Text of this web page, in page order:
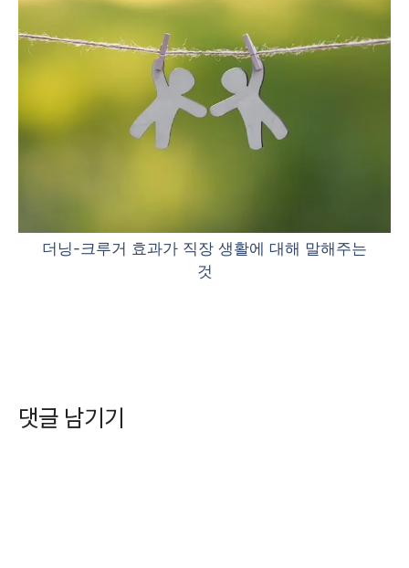
더닝-크루거 효과가 직장 생활에 대해 말해주는
것
댓글 남기기